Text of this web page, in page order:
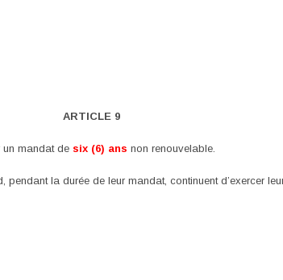
ARTICLE 9
mandat de six (6) ans non renouvelable.
la durée de leur mandat, continuent d’exercer